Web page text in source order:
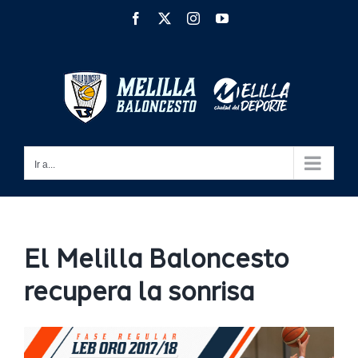
Facebook InstagramYouTube
Ir a...
El Melilla Baloncesto
recupera la sonrisa
Ver